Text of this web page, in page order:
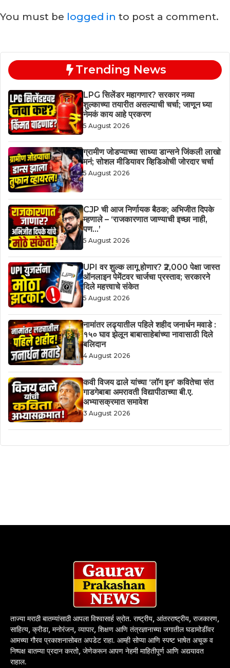
You must be logged in to post a comment.
Trending News
LPG सिलेंडर महागणार? सरकार नव्या
शुल्काच्या तयारीत असल्याची चर्चा; जाणून घ्या
नेमकं काय आहे प्रकरण
5 August 2026
ग्रामीण जोडप्याच्या साध्या डान्सने जिंकली लाखो
मनं; सोशल मीडियावर व्हिडिओची जोरदार चर्चा
5 August 2026
CJP ची आज निर्णायक बैठक; अभिजीत दिपके
म्हणाले – ‘राजकारणात जाण्याची इच्छा नाही,
पण…’
5 August 2026
UPI वर शुल्क लागू होणार? ₹2,000 पेक्षा जास्त
ऑनलाइन पेमेंटवर चार्जचा प्रस्ताव; सरकारने
दिले महत्त्वाचे संकेत
5 August 2026
नामांतर लढ्यातील पहिले शहीद जनार्धन मवाडे :
१५० घाव झेलून बाबासाहेबांच्या नावासाठी दिले
बलिदान
4 August 2026
कवी विजय ढाले यांच्या ‘लॉग इन’ कवितेचा संत
गाडगेबाबा अमरावती विद्यापीठाच्या बी.ए.
अभ्यासक्रमात समावेश
3 August 2026
ताज्या मराठी बातम्यांसाठी आपला विश्वासार्ह स्रोत. राष्ट्रीय, आंतरराष्ट्रीय, राजकारण,
साहित्य, क्रीडा, मनोरंजन, व्यापार, शिक्षण आणि तंत्रज्ञानाच्या जगातील घडामोडींवर
आमच्या गौरव प्रकाशनासोबत अपडेट राहा. आम्ही सोप्या आणि स्पष्ट भाषेत अचूक व
निष्पक्ष बातम्या प्रदान करतो, जेणेकरून आपण नेहमी माहितीपूर्ण आणि अद्ययावत
राहाल.